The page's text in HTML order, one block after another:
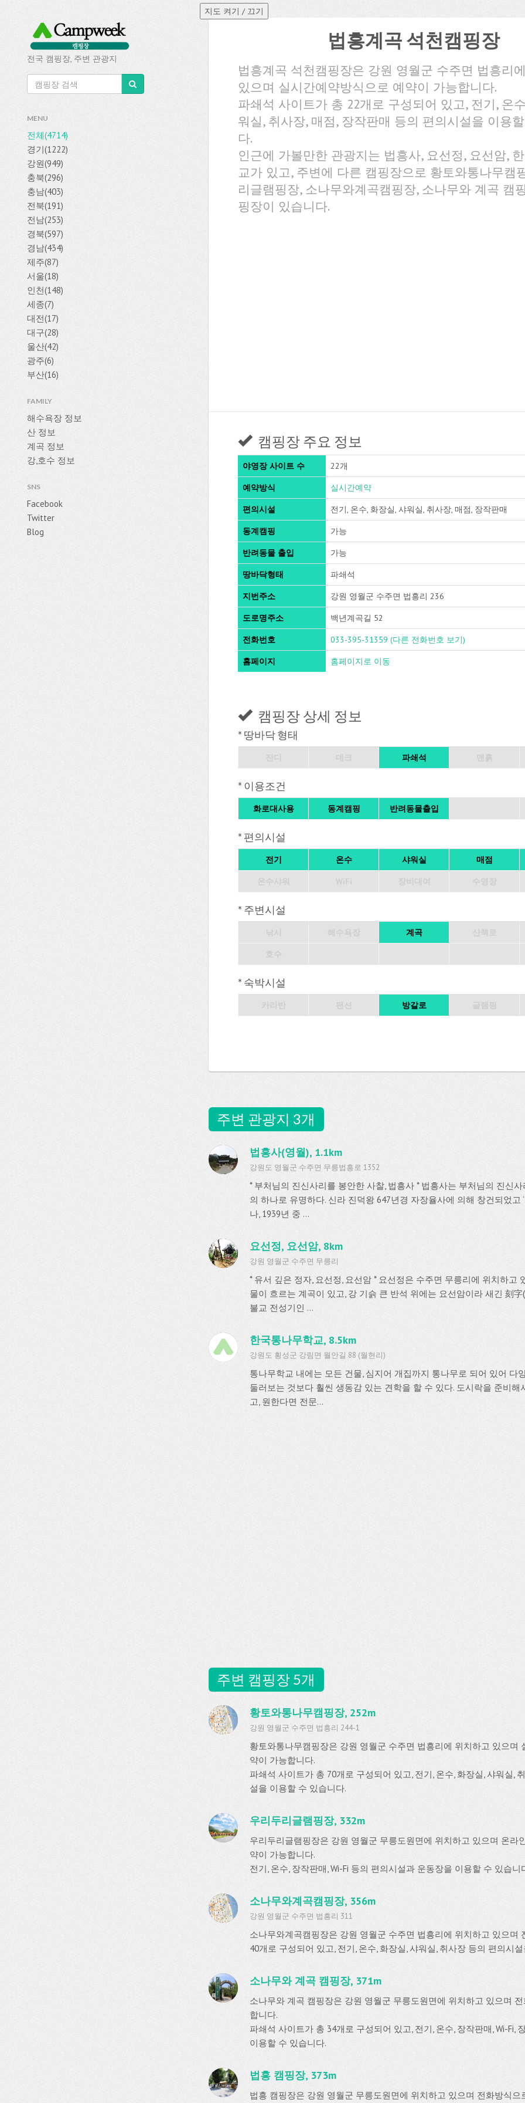
전국 캠핑장, 주변 관광지
MENU
전체(4714)
경기(1222)
강원(949)
충북(296)
충남(403)
전북(191)
전남(253)
경북(597)
경남(434)
제주(87)
서울(18)
인천(148)
세종(7)
대전(17)
대구(28)
울산(42)
광주(6)
부산(16)
FAMILY
해수욕장 정보
산 정보
계곡 정보
강,호수 정보
SNS
Facebook
Twitter
Blog
법흥계곡 석천캠핑장
법흥계곡 석천캠핑장은 강원 영월군 수주면 법흥리
있으며 실시간예약방식으로 예약이 가능합니다.
파쇄석 사이트가 총 22개로 구성되어 있고, 전기, 온
워실, 취사장, 매점, 장작판매 등의 편의시설을 이용
다.
인근에 가볼만한 관광지는 법흥사, 요선정, 요선암,
교가 있고, 주변에 다른 캠핑장으로 황토와통나무캠
리글램핑장, 소나무와계곡캠핑장, 소나무와 계곡 캠
핑장이 있습니다.
캠핑장 주요 정보
야영장 사이트 수 22개
예약방식 실시간예약
편의시설 전기, 온수, 화장실, 샤워실, 취사장, 매점, 장작판매
동계캠핑 가능
반려동물 출입 가능
땅바닥형태 파쇄석
지번주소 강원 영월군 수주면 법흥리 236
도로명주소 백년계곡길 52
전화번호 033-395-31359 (다른 전화번호 보기)
홈페이지 홈페이지로 이동
캠핑장 상세 정보
* 땅바닥 형태
파쇄석
* 이용조건
화로대사용 동계캠핑 반려동물출입
* 편의시설
전기 온수 샤워실 매점
* 주변시설
계곡
* 숙박시설
방갈로
주변 관광지 3개
법흥사(영월), 1.1km
강원도 영월군 수주면 무릉법흥로 1352
* 부처님의 진신사리를 봉안한 사찰, 법흥사 * 법흥사는 부처님의 진신
의 하나로 유명하다. 신라 진덕왕 647년경 자장율사에 의해 창건되었고
나, 1939년 중 ...
요선정, 요선암, 8km
강원 영월군 수주면 무릉리
* 유서 깊은 정자, 요선정, 요선암 * 요선정은 수주면 무릉리에 위치하고
물이 흐르는 계곡이 있고, 강 기슭 큰 반석 위에는 요선암이라 새긴 刻
불교 전성기인 ...
한국통나무학교, 8.5km
강원도 횡성군 강림면 월안길 88 (월현리)
통나무학교 내에는 모든 건물, 심지어 개집까지 통나무로 되어 있어 다
둘러보는 것보다 훨씬 생동감 있는 견학을 할 수 있다. 도시락을 준비해
고, 원한다면 전문...
주변 캠핑장 5개
황토와통나무캠핑장, 252m
강원 영월군 수주면 법흥리 244-1
황토와통나무캠핑장은 강원 영월군 수주면 법흥리에 위치하고 있으며
약이 가능합니다.
파쇄석 사이트가 총 70개로 구성되어 있고, 전기, 온수, 화장실, 샤워실,
설을 이용할 수 있습니다.
우리두리글램핑장, 332m
우리두리글램핑장은 강원 영월군 무릉도원면에 위치하고 있으며 온라
약이 가능합니다.
전기, 온수, 장작판매, Wi-Fi 등의 편의시설과 운동장을 이용할 수 있습니
소나무와계곡캠핑장, 356m
강원 영월군 수주면 법흥리 311
소나무와계곡캠핑장은 강원 영월군 수주면 법흥리에 위치하고 있으며
40개로 구성되어 있고, 전기, 온수, 화장실, 샤워실, 취사장 등의 편의시
소나무와 계곡 캠핑장, 371m
소나무와 계곡 캠핑장은 강원 영월군 무릉도원면에 위치하고 있으며
합니다.
파쇄석 사이트가 총 34개로 구성되어 있고, 전기, 온수, 장작판매, Wi-Fi,
이용할 수 있습니다.
법흥 캠핑장, 373m
법흥 캠핑장은 강원 영월군 무릉도원면에 위치하고 있으며 전화방식으